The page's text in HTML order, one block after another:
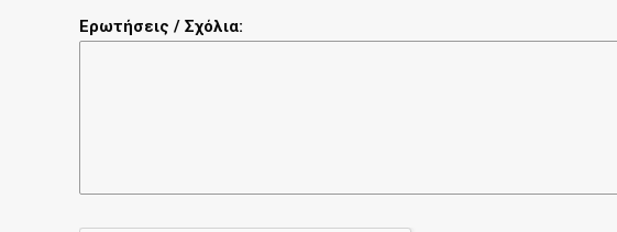
Ερωτήσεις / Σχόλια: